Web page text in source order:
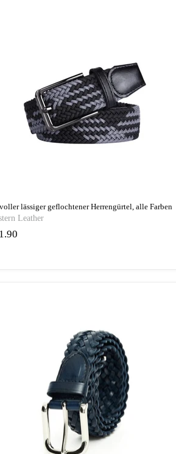
lässiger geflochtener Herrengürtel, alle Farben
Leather